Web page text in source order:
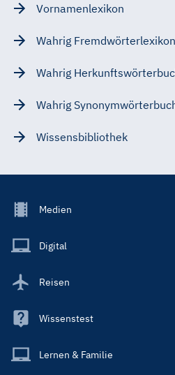
Vornamenlexikon
Wahrig Fremdwörterlexikon
Wahrig
Wahrig
Wissensbibliothek
Footer
Main
Medien
Digital
Reisen
Wissenstest
Lernen & Familie